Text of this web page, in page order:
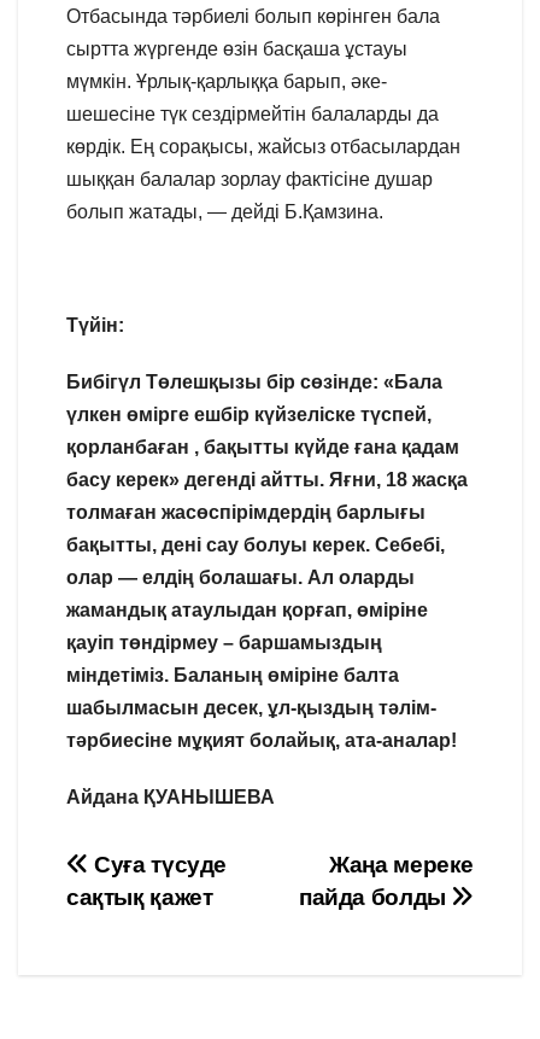
Отбасында тәрбиелі болып көрінген бала
сыртта жүргенде өзін басқаша ұстауы
мүмкін. Ұрлық-қарлыққа барып, әке-
шешесіне түк сездірмейтін балаларды да
көрдік. Ең сорақысы, жайсыз отбасылардан
шыққан балалар зорлау фактісіне душар
болып жатады, — дейді Б.Қамзина.
Түйін:
Бибігүл Төлешқызы бір сөзінде: «Бала
үлкен өмірге ешбір күйзеліске түспей,
қорланбаған , бақытты күйде ғана қадам
басу керек» дегенді айтты. Яғни, 18 жасқа
толмаған жасөспірімдердің барлығы
бақытты, дені сау болуы керек. Себебі,
олар — елдің болашағы. Ал оларды
жамандық атаулыдан қорғап, өміріне
қауіп төндірмеу – баршамыздың
міндетіміз. Баланың өміріне балта
шабылмасын десек, ұл-қыздың тәлім-
тәрбиесіне мұқият болайық, ата-аналар!
Айдана ҚУАНЫШЕВА
Навигация
по
Жаңа мереке
пайда болды
Суға түсуде
сақтық қажет